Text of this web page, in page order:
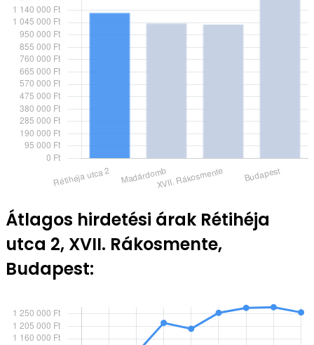
Átlagos hirdetési árak Rétihéja
utca 2, XVII. Rákosmente,
Budapest: